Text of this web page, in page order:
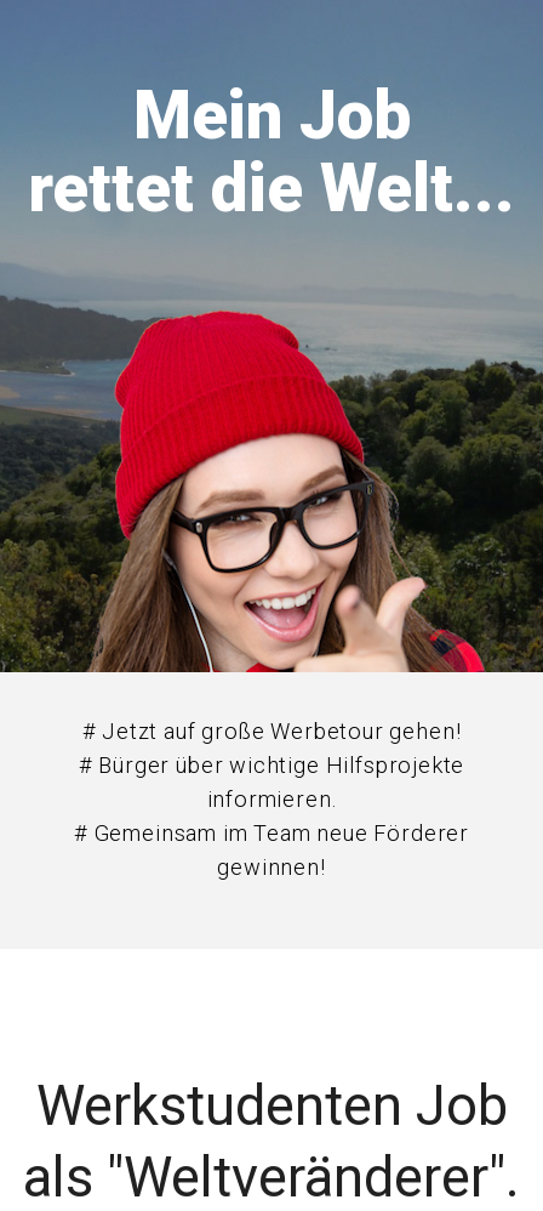
Mein Job
rettet die Welt...
# Jetzt auf große Werbetour gehen!
# Bürger über wichtige Hilfsprojekte
informieren.
# Gemeinsam im Team neue Förderer
gewinnen!
Werkstudenten Job
als "Weltveränderer".